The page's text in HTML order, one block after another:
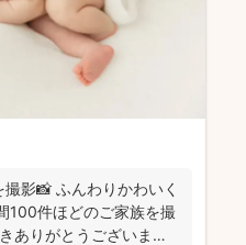
影📸 ふんわりかわいく
100件ほどのご家族を撮
ありがとうございま